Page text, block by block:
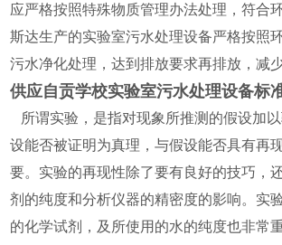
应严格按照特殊物质管理办法处理，符合
斯达生产的实验室污水处理设备严格按照
污水净化处理，达到排放要求再排放，减
供应自贡学校实验室污水处理设备标
所谓实验，是指对现象所推测的假设加
设能否被证明为真理，与假设能否具有再
要。实验的再现性除了要有良好的技巧，
剂的纯度和分析仪器的精密度的影响。实
的化学试剂，及所使用的水的纯度也非常